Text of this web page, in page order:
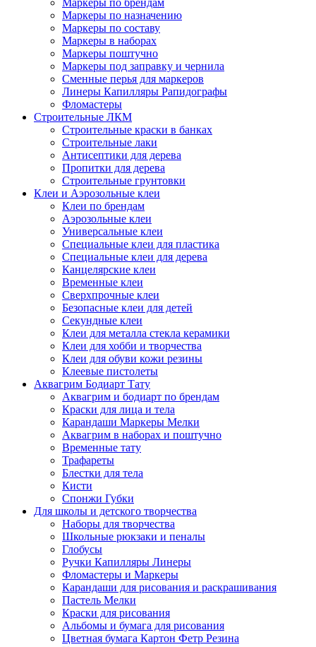
Маркеры по назначению
Маркеры по составу
Маркеры в наборах
Маркеры поштучно
Маркеры под заправку и чернила
Сменные перья для маркеров
Линеры Капилляры Рапидографы
Фломастеры
Строительные ЛКМ
Строительные краски в банках
Строительные лаки
Антисептики для дерева
Пропитки для дерева
Строительные грунтовки
Клеи и Аэрозольные клеи
Клеи по брендам
Аэрозольные клеи
Универсальные клеи
Специальные клеи для пластика
Специальные клеи для дерева
Канцелярские клеи
Временные клеи
Сверхпрочные клеи
Безопасные клеи для детей
Секундные клеи
Клеи для металла стекла керамики
Клеи для хобби и творчества
Клеи для обуви кожи резины
Клеевые пистолеты
Аквагрим Бодиарт Тату
Аквагрим и бодиарт по брендам
Краски для лица и тела
Карандаши Маркеры Мелки
Аквагрим в наборах и поштучно
Временные тату
Трафареты
Блестки для тела
Кисти
Спонжи Губки
Для школы и детского творчества
Наборы для творчества
Школьные рюкзаки и пеналы
Глобусы
Ручки Капилляры Линеры
Фломастеры и Маркеры
Карандаши для рисования и раскрашивания
Пастель Мелки
Краски для рисования
Альбомы и бумага для рисования
Цветная бумага Картон Фетр Резина